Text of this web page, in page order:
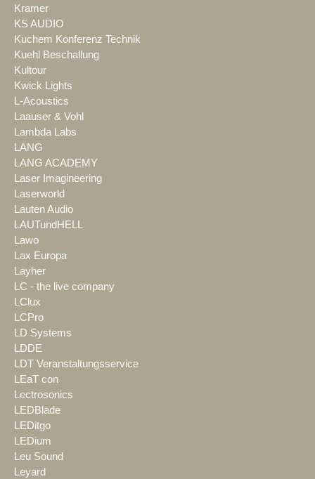
Kramer
KS AUDIO
Kuchem Konferenz Technik
Kuehl Beschallung
Kultour
Kwick Lights
L-Acoustics
Laauser & Vohl
Lambda Labs
LANG
LANG ACADEMY
Laser Imagineering
Laserworld
Lauten Audio
LAUTundHELL
Lawo
Lax Europa
Layher
LC - the live company
LClux
LCPro
LD Systems
LDDE
LDT Veranstaltungsservice
LEaT con
Lectrosonics
LEDBlade
LEDitgo
LEDium
Leu Sound
Leyard